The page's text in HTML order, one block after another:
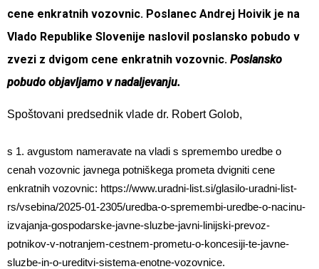
cene enkratnih vozovnic. Poslanec Andrej Hoivik je na
Vlado Republike Slovenije naslovil poslansko pobudo v
zvezi z dvigom cene enkratnih vozovnic. Poslansko
pobudo objavljamo v nadaljevanju.
Spoštovani predsednik vlade dr. Robert Golob,
s 1. avgustom nameravate na vladi s spremembo uredbe o
cenah vozovnic javnega potniškega prometa dvigniti cene
enkratnih vozovnic: https://www.uradni-list.si/glasilo-uradni-list-
rs/vsebina/2025-01-2305/uredba-o-spremembi-uredbe-o-nacinu-
izvajanja-gospodarske-javne-sluzbe-javni-linijski-prevoz-
potnikov-v-notranjem-cestnem-prometu-o-koncesiji-te-javne-
sluzbe-in-o-ureditvi-sistema-enotne-vozovnice.